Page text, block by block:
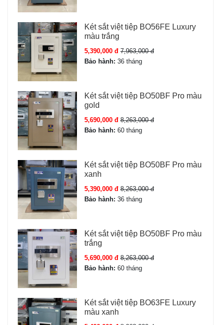
Mật mã điện tử:
Khóa cơ:Chìa dự phòng khi mất điện / hỏng pin.
App Tuya:Mở qua điện thoại, nhận notification, phân
quyền truy cập.
Bảo mật nâng cao:
Mật mã uy hiếp — khi bị ép, gửi SOS âm thầm.
Báo động kép khi sai mật mã quá 3 lần.
Khoang bí mật riêng cho tài sản giá trị cao.
Vách ngăn tháo rời linh hoạt.
Ưu điểm Két sắt Bofa model BJ-70LJ
Bảo mật 5 lớp:Vượt trội so với các dòng chỉ 2-3
Mật mã ảo chống nhìn trộm:Đặc trưng series Bojin.
Cảnh báo từ xa qua app Tuya:
Két sắt việt tiệp BO56FE Luxury
màu trắng
5,390,000 đ 7,963,000 đ
Bảo hành: 36 tháng
Két sắt việt tiệp BO50BF Pro màu
gold
5,690,000 đ 8,263,000 đ
Bảo hành: 60 tháng
Két sắt việt tiệp BO50BF Pro màu
xanh
5,390,000 đ 8,263,000 đ
Bảo hành: 36 tháng
Két sắt việt tiệp BO50BF Pro màu
trắng
5,690,000 đ 8,263,000 đ
Bảo hành: 60 tháng
Két sắt việt tiệp BO63FE Luxury
màu xanh